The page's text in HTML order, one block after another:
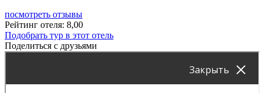
посмотреть отзывы
Рейтинг отеля: 8,00
Подобрать тур в этот отель
Поделиться с друзьями